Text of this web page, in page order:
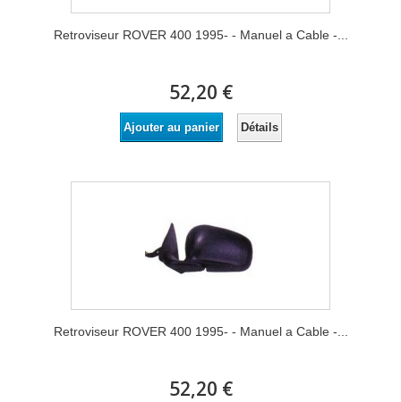
Retroviseur ROVER 400 1995- - Manuel a Cable -...
52,20 €
Ajouter au panier Détails
Retroviseur ROVER 400 1995- - Manuel a Cable -...
52,20 €